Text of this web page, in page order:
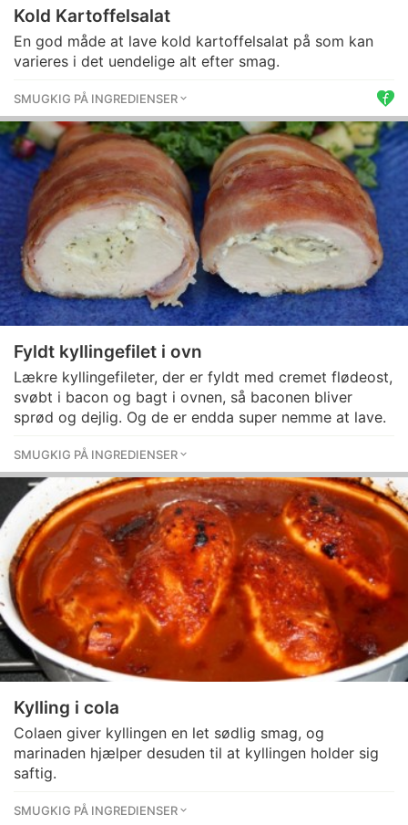
Kold Kartoffelsalat
En god måde at lave kold kartoffelsalat på som kan
varieres i det uendelige alt efter smag.
SMUGKIG PÅ INGREDIENSER
Fyldt kyllingefilet i ovn
Lækre kyllingefileter, der er fyldt med cremet flødeost,
svøbt i bacon og bagt i ovnen, så baconen bliver
sprød og dejlig. Og de er endda super nemme at lave.
SMUGKIG PÅ INGREDIENSER
Kylling i cola
Colaen giver kyllingen en let sødlig smag, og
marinaden hjælper desuden til at kyllingen holder sig
saftig.
SMUGKIG PÅ INGREDIENSER